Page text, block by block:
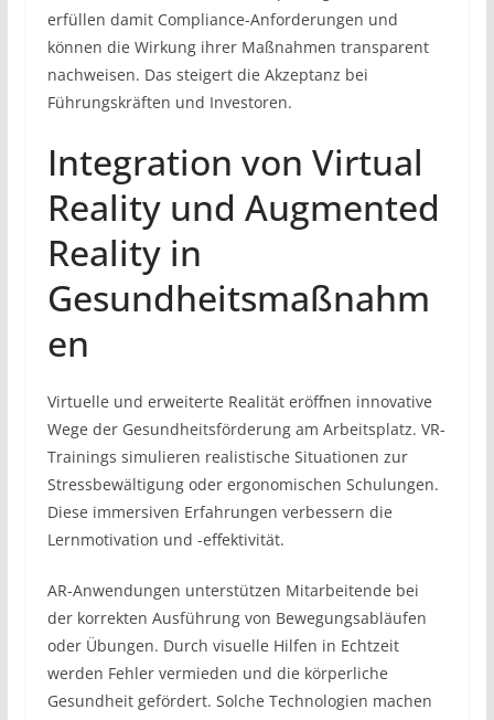
erfüllen damit Compliance-Anforderungen und
können die Wirkung ihrer Maßnahmen transparent
nachweisen. Das steigert die Akzeptanz bei
Führungskräften und Investoren.
Integration von Virtual
Reality und Augmented
Reality in
Gesundheitsmaßnahm
en
Virtuelle und erweiterte Realität eröffnen innovative
Wege der Gesundheitsförderung am Arbeitsplatz. VR-
Trainings simulieren realistische Situationen zur
Stressbewältigung oder ergonomischen Schulungen.
Diese immersiven Erfahrungen verbessern die
Lernmotivation und -effektivität.
AR-Anwendungen unterstützen Mitarbeitende bei
der korrekten Ausführung von Bewegungsabläufen
oder Übungen. Durch visuelle Hilfen in Echtzeit
werden Fehler vermieden und die körperliche
Gesundheit gefördert. Solche Technologien machen